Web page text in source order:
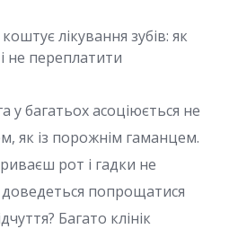
у багатьох асоціюється не
як із порожнім гаманцем.
рот і гадки не
попрощатися
Багато клінік